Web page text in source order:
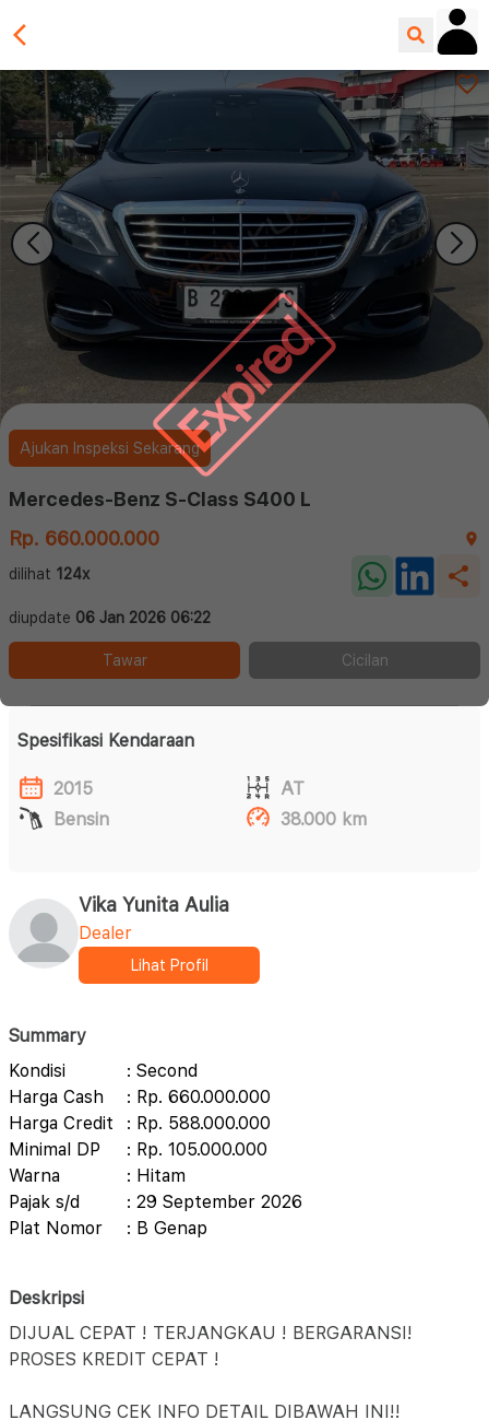
Expired
Ajukan Inspeksi Sekarang
Mercedes-Benz S-Class S400 L
Rp. 660.000.000
dilihat 124x
diupdate 06 Jan 2026 06:22
Tawar Cicilan
Spesifikasi Kendaraan
2015
AT
Bensin
38.000 km
Vika Yunita Aulia
Dealer
Lihat Profil
Summary
Kondisi
: Second
Harga Cash
: Rp. 660.000.000
Harga Credit
: Rp. 588.000.000
Minimal DP
: Rp. 105.000.000
Warna
: Hitam
Pajak s/d
: 29 September 2026
Plat Nomor
: B Genap
Deskripsi
DIJUAL CEPAT ! TERJANGKAU ! BERGARANSI!
PROSES KREDIT CEPAT !
LANGSUNG CEK INFO DETAIL DIBAWAH INI!!